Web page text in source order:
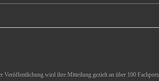
Veröffentlichung wird ihre Mitteilung gezielt an über 100